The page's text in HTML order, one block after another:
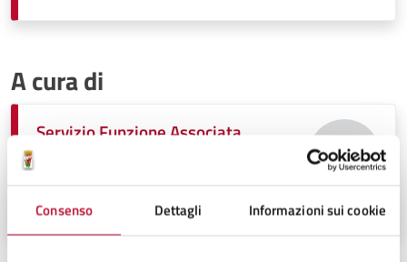
Consenso Dettagli Informazioni sui cookie
A cura di
Servizio Funzione Associata,
Priori n° 12, 56048